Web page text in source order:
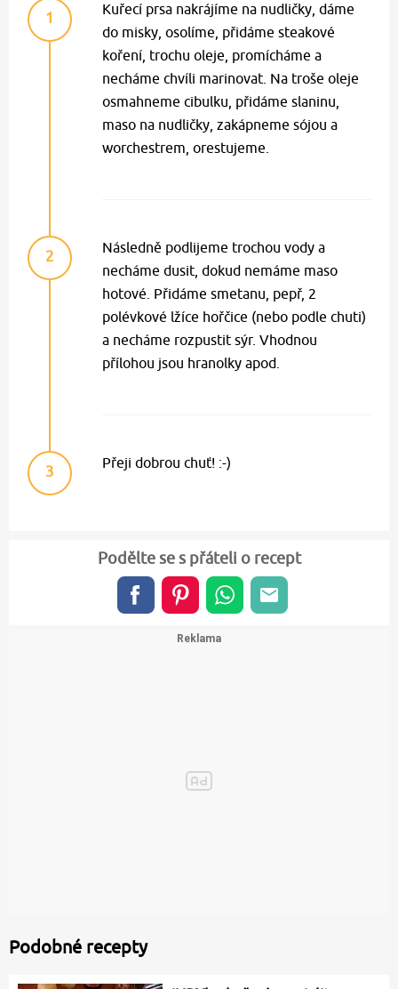
1
Kuřecí prsa nakrájíme na nudličky, dáme
do misky, osolíme, přidáme steakové
koření, trochu oleje, promícháme a
necháme chvíli marinovat. Na troše oleje
osmahneme cibulku, přidáme slaninu,
maso na nudličky, zakápneme sójou a
worchestrem, orestujeme.
2
Následně podlijeme trochou vody a
necháme dusit, dokud nemáme maso
hotové. Přidáme smetanu, pepř, 2
polévkové lžíce hořčice (nebo podle chuti)
a necháme rozpustit sýr. Vhodnou
přílohou jsou hranolky apod.
3 Přeji dobrou chuť! :-)
Podělte se s přáteli o recept
Podobné recepty